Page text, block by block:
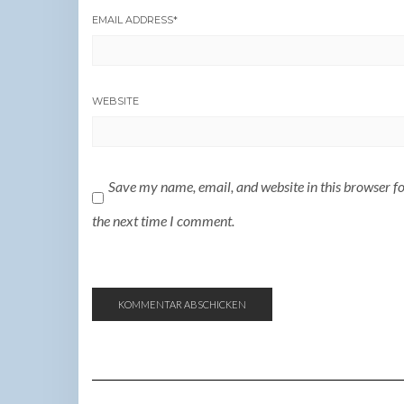
EMAIL ADDRESS*
WEBSITE
Save my name, email, and website in this browser
the next time I comment.